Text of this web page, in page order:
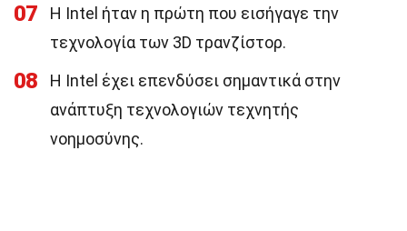
07
Η Intel ήταν η πρώτη που εισήγαγε την
τεχνολογία των 3D τρανζίστορ.
08
Η Intel έχει επενδύσει σημαντικά στην
ανάπτυξη τεχνολογιών τεχνητής
νοημοσύνης.